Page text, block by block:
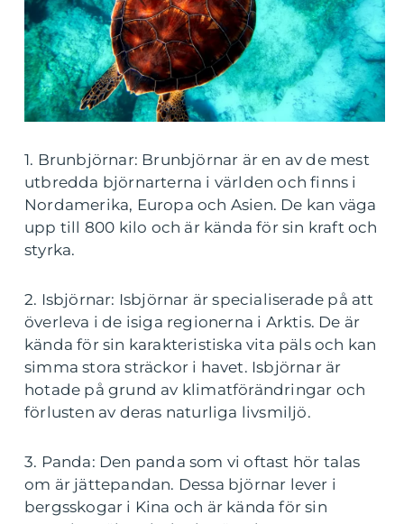
1. Brunbjörnar: Brunbjörnar är en av de mest
utbredda björnarterna i världen och finns i
Nordamerika, Europa och Asien. De kan väga
upp till 800 kilo och är kända för sin kraft och
styrka.
2. Isbjörnar: Isbjörnar är specialiserade på att
överleva i de isiga regionerna i Arktis. De är
kända för sin karakteristiska vita päls och kan
simma stora sträckor i havet. Isbjörnar är
hotade på grund av klimatförändringar och
förlusten av deras naturliga livsmiljö.
3. Panda: Den panda som vi oftast hör talas
om är jättepandan. Dessa björnar lever i
bergsskogar i Kina och är kända för sin